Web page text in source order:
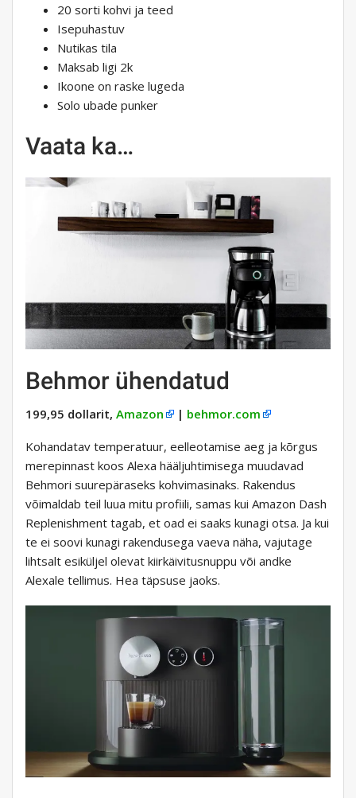
20 sorti kohvi ja teed
Isepuhastuv
Nutikas tila
Maksab ligi 2k
Ikoone on raske lugeda
Solo ubade punker
Vaata ka…
Behmor ühendatud
199,95 dollarit, Amazon | behmor.com
Kohandatav temperatuur, eelleotamise aeg ja kõrgus
merepinnast koos Alexa hääljuhtimisega muudavad
Behmori suurepäraseks kohvimasinaks. Rakendus
võimaldab teil luua mitu profiili, samas kui Amazon Dash
Replenishment tagab, et oad ei saaks kunagi otsa. Ja kui
te ei soovi kunagi rakendusega vaeva näha, vajutage
lihtsalt esiküljel olevat kiirkäivitusnuppu või andke
Alexale tellimus. Hea täpsuse jaoks.